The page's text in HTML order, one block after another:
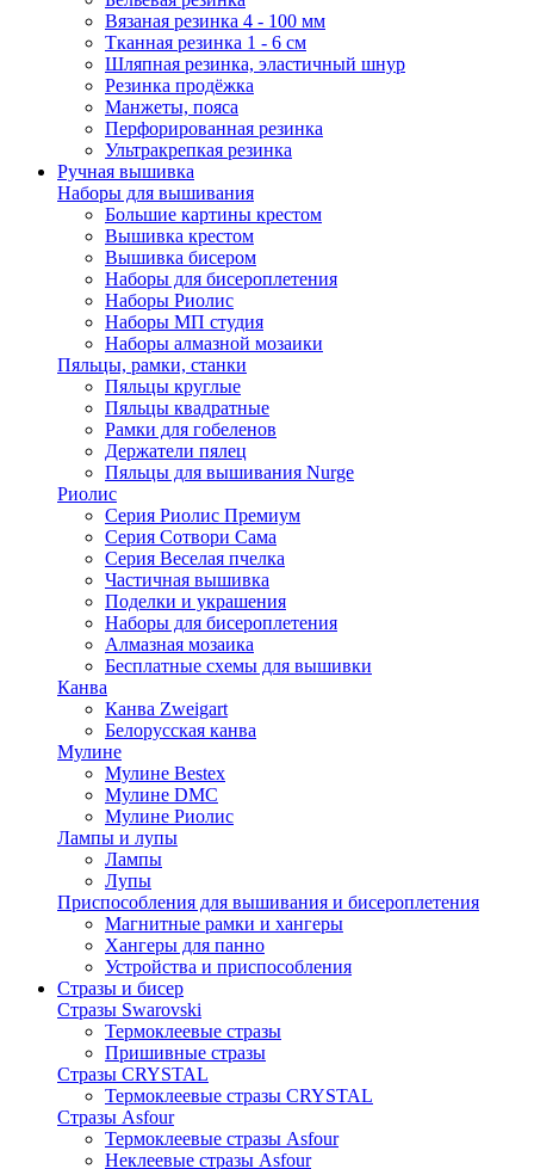
Вязаная резинка 4 - 100 мм
Тканная резинка 1 - 6 см
Шляпная резинка, эластичный шнур
Резинка продёжка
Манжеты, пояса
Перфорированная резинка
Ультракрепкая резинка
Ручная вышивка
Наборы для вышивания
Большие картины крестом
Вышивка крестом
Вышивка бисером
Наборы для бисероплетения
Наборы Риолис
Наборы МП студия
Наборы алмазной мозаики
Пяльцы, рамки, станки
Пяльцы круглые
Пяльцы квадратные
Рамки для гобеленов
Держатели пялец
Пяльцы для вышивания Nurge
Риолис
Серия Риолис Премиум
Серия Сотвори Сама
Серия Веселая пчелка
Частичная вышивка
Поделки и украшения
Наборы для бисероплетения
Алмазная мозаика
Бесплатные схемы для вышивки
Канва
Канва Zweigart
Белорусская канва
Мулине
Мулине Bestex
Мулине DMC
Мулине Риолис
Лампы и лупы
Лампы
Лупы
Приспособления для вышивания и бисероплетения
Магнитные рамки и хангеры
Хангеры для панно
Устройства и приспособления
Стразы и бисер
Стразы Swarovski
Термоклеевые стразы
Пришивные стразы
Стразы CRYSTAL
Термоклеевые стразы CRYSTAL
Стразы Asfour
Термоклеевые стразы Asfour
Неклеевые стразы Asfour